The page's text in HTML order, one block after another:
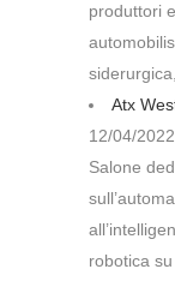
produttori
Atx
12/04/
Salone
robotica